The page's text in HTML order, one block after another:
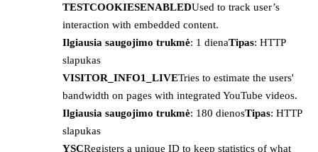
TESTCOOKIESENABLEDUsed to track user’s
interaction with embedded content.
Ilgiausia saugojimo trukmė: 1 dienaTipas: HTTP
slapukas
VISITOR_INFO1_LIVETries to estimate the users'
bandwidth on pages with integrated YouTube videos.
Ilgiausia saugojimo trukmė: 180 dienosTipas: HTTP
slapukas
YSCRegisters a unique ID to keep statistics of what